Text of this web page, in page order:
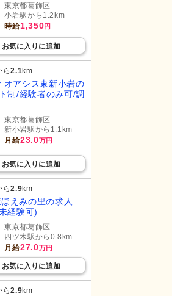
東京都葛飾区
小岩駅から1.2km
時給1,350円
お気に入り に追加
ら2.1km
オアシス東新小岩の
制/経験者のみ可/調
東京都葛飾区
新小岩駅から1.1km
月給23.0万円
お気に入り に追加
ら2.9km
えみの里の求人
経験可)
東京都葛飾区
四ツ木駅から0.8km
月給27.0万円
お気に入り に追加
ら2.9km